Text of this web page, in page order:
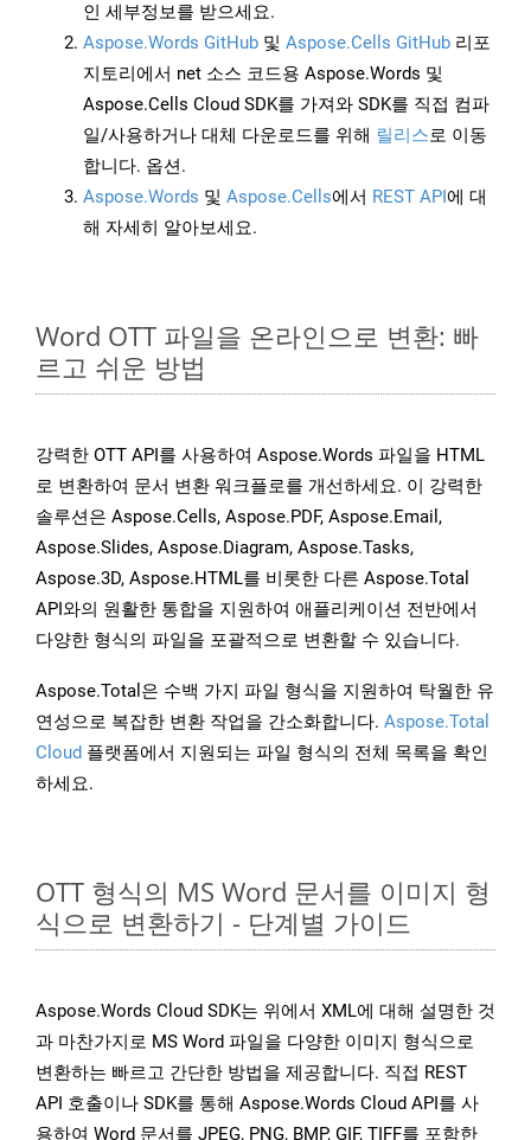
인 세부정보를 받으세요.
Aspose.Words GitHub 및 Aspose.Cells GitHub 리포
지토리에서 net 소스 코드용 Aspose.Words 및
Aspose.Cells Cloud SDK를 가져와 SDK를 직접 컴파
일/사용하거나 대체 다운로드를 위해 릴리스로 이동
합니다. 옵션.
Aspose.Words 및 Aspose.Cells에서 REST API에 대
해 자세히 알아보세요.
Word OTT 파일을 온라인으로 변환: 빠
르고 쉬운 방법
강력한 OTT API를 사용하여 Aspose.Words 파일을 HTML
로 변환하여 문서 변환 워크플로를 개선하세요. 이 강력한
솔루션은 Aspose.Cells, Aspose.PDF, Aspose.Email,
Aspose.Slides, Aspose.Diagram, Aspose.Tasks,
Aspose.3D, Aspose.HTML를 비롯한 다른 Aspose.Total
API와의 원활한 통합을 지원하여 애플리케이션 전반에서
다양한 형식의 파일을 포괄적으로 변환할 수 있습니다.
Aspose.Total은 수백 가지 파일 형식을 지원하여 탁월한 유
연성으로 복잡한 변환 작업을 간소화합니다. Aspose.Total
Cloud 플랫폼에서 지원되는 파일 형식의 전체 목록을 확인
하세요.
OTT 형식의 MS Word 문서를 이미지 형
식으로 변환하기 - 단계별 가이드
Aspose.Words Cloud SDK는 위에서 XML에 대해 설명한 것
과 마찬가지로 MS Word 파일을 다양한 이미지 형식으로
변환하는 빠르고 간단한 방법을 제공합니다. 직접 REST
API 호출이나 SDK를 통해 Aspose.Words Cloud API를 사
용하여 Word 문서를 JPEG, PNG, BMP, GIF, TIFF를 포함한